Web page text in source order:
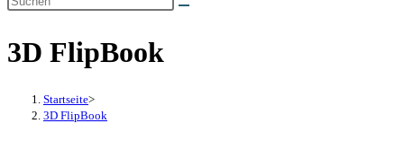
umschalten
3D FlipBook
Startseite>
3D FlipBook